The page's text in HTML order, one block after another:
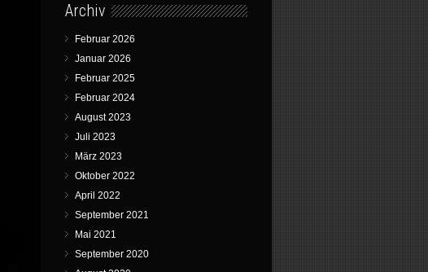
Archiv
Februar 2026
Januar 2026
Februar 2025
Februar 2024
August 2023
Juli 2023
März 2023
Oktober 2022
April 2022
September 2021
Mai 2021
September 2020